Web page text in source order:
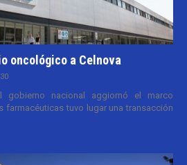
oncológico a Celnova
nacional aggiornó el marco
farmacéuticas tuvo lugar una transacción